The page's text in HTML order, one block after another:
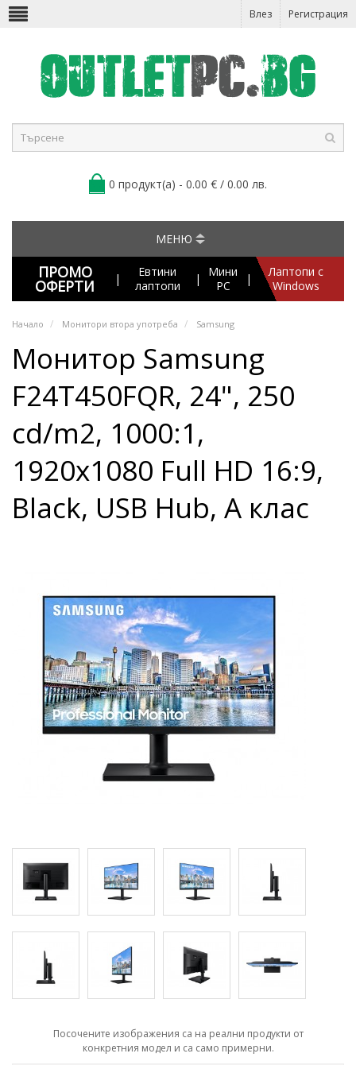
Влез Регистрация
0 продукт(а) - 0.00 € / 0.00 лв.
МЕНЮ
ПРОМО
ОФЕРТИ |
Евтини
лаптопи
|
Мини
PC
|
Лаптопи с
Windows
Начало Монитори втора употреба Samsung
Монитор Samsung
F24T450FQR, 24", 250
cd/m2, 1000:1,
1920x1080 Full HD 16:9,
Black, USB Hub, А клас
Посочените изображения са на реални продукти от
конкретния модел и са само примерни.